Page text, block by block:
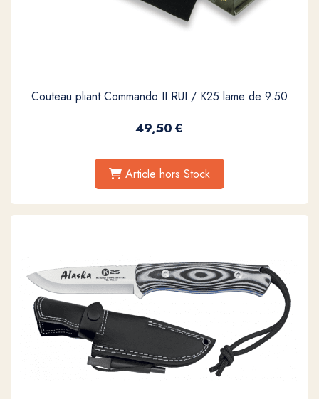
Couteau pliant Commando II RUI / K25 lame de 9.50
49,50€
Article hors Stock